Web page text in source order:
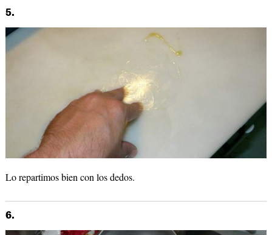
5.
Lo repartimos bien con los dedos.
6.